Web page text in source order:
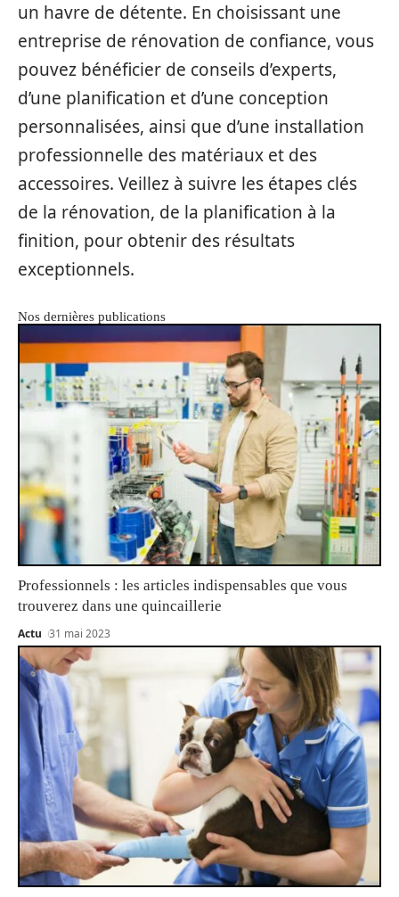
un havre de détente. En choisissant une
entreprise de rénovation de confiance, vous
pouvez bénéficier de conseils d’experts,
d’une planification et d’une conception
personnalisées, ainsi que d’une installation
professionnelle des matériaux et des
accessoires. Veillez à suivre les étapes clés
de la rénovation, de la planification à la
finition, pour obtenir des résultats
exceptionnels.
Nos dernières publications
Professionnels : les articles indispensables que vous
trouverez dans une quincaillerie
Actu 31 mai 2023